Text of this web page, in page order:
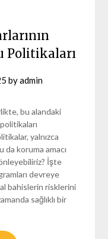
Politikaları
byadmin
bu alandaki
yalnızca
da koruma amacı
önleyebiliriz? İşte
devreye
bahislerin risklerini
sağlıklı bir